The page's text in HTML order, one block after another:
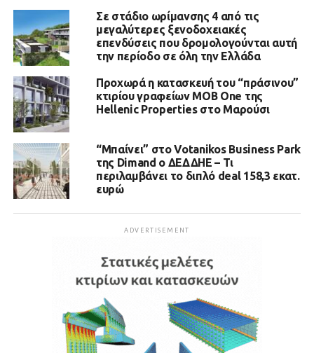
Σε στάδιο ωρίμανσης 4 από τις
μεγαλύτερες ξενοδοχειακές
επενδύσεις που δρομολογούνται αυτή
την περίοδο σε όλη την Ελλάδα
Προχωρά η κατασκευή του “πράσινου”
κτιρίου γραφείων MOB One της
Hellenic Properties στο Μαρούσι
“Μπαίνει” στο Votanikos Business Park
της Dimand ο ΔΕΔΔΗΕ – Τι
περιλαμβάνει το διπλό deal 158,3 εκατ.
ευρώ
ADVERTISEMENT